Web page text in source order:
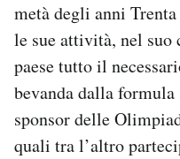
metà degli anni
le sue attività, nel suo
paese tutto il
bevanda dalla
sponsor delle
quali tra l’altro